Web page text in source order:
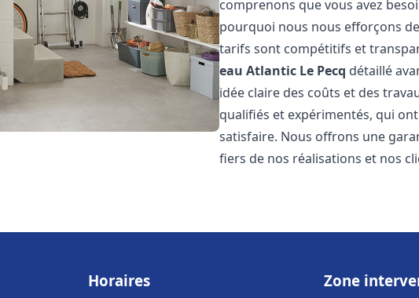
comprenons que vous avez
pourquoi nous nous efforçons
tarifs sont compétitifs et
eau Atlantic Le Pecq détaillé
idée claire des coûts et des
qualifiés et expérimentés, qui
satisfaire. Nous offrons une
fiers de nos réalisations et nos
Horaires Zone